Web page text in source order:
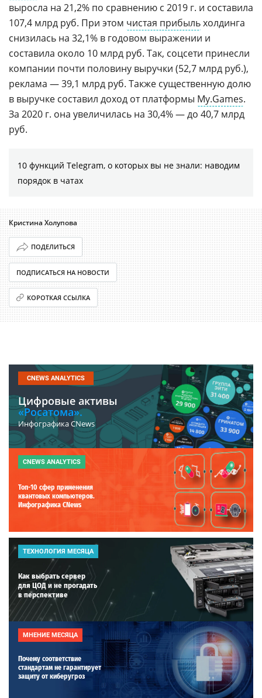
выросла на 21,2% по сравнению с 2019 г. и составила
107,4 млрд руб. При этом чистая прибыльхолдинга
снизилась на 32,1% в годовом выражении и
составила около 10 млрд руб. Так, соцсети принесли
компании почти половину выручки (52,7 млрд руб.),
реклама — 39,1 млрд руб. Также существенную долю
в выручке составил доход от платформы My.Games.
За 2020 г. она увеличилась на 30,4% — до 40,7 млрд
руб.
10 функций Telegram, о которых вы не знали: наводим
порядок в чатах
Кристина Холупова
ПОДЕЛИТЬСЯ
ПОДПИСАТЬСЯ НА НОВОСТИ
КОРОТКАЯ ССЫЛКА
CNEWS ANALYTICS
Цифровые активы
«Росатома».
Инфографика CNews
CNEWS ANALYTICS
Топ-10 сфер применения
квантовых компьютеров.
Инфографика CNews
ТЕХНОЛОГИЯ МЕСЯЦА
Как выбрать сервер
для ЦОД и не прогадать
в перспективе
МНЕНИЕ МЕСЯЦА
Почему соответствие
стандартам не гарантирует
защиту от киберугроз